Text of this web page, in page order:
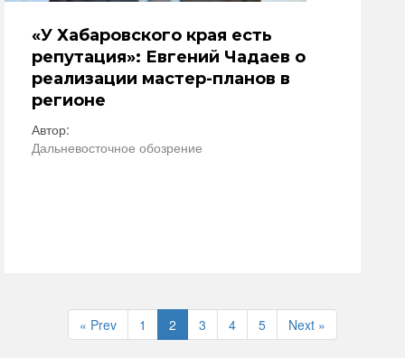
«У Хабаровского края есть
репутация»: Евгений Чадаев о
реализации мастер-планов в
регионе
Автор:
Дальневосточное обозрение
« Prev 1 2 3 4 5 Next »